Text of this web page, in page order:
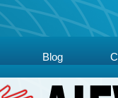
Blog